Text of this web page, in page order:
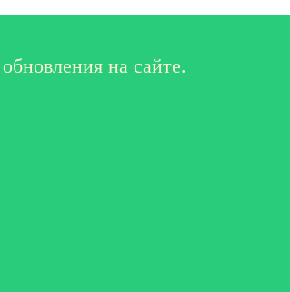
на сайте.